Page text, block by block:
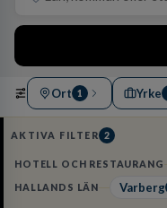
Ort 1 Yrke
AKTIVA FILTER 2
HOTELL OCH RESTAURANG
HALLANDS LÄN Varberg